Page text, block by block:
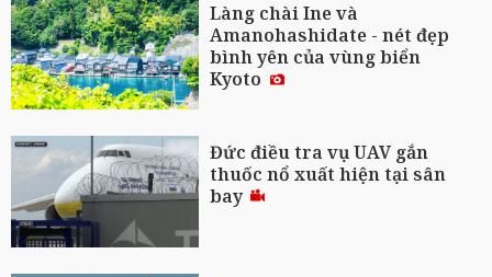
Làng chài Ine và
Amanohashidate - nét đẹp
bình yên của vùng biển
Kyoto
Đức điều tra vụ UAV gắn
thuốc nổ xuất hiện tại sân
bay